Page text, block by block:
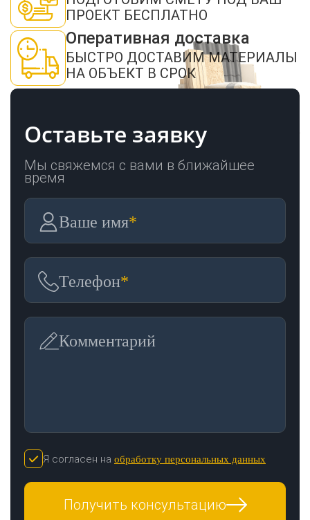
ПРОЕКТ БЕСПЛАТНО
Оперативная доставка
БЫСТРО ДОСТАВИМ МАТЕРИАЛЫ
НА ОБЪЕКТ В СРОК
Оставьте заявку
Мы свяжемся с вами в ближайшее
время
Ваше имя*
Телефон*
Комментарий
Я согласен на обработку персональных данных
Получить консультацию
персональных данных", на условиях и для целей, определенных вполитикой
конфиденциальности
ОТПРАВИТЬ